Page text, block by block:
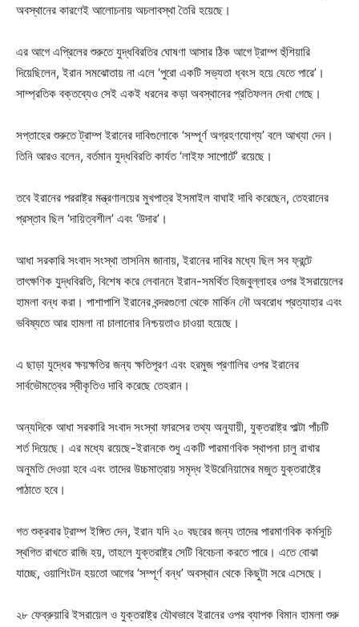
অবস্থানের কারণেই আলোচনায় অচলাবস্থা তৈরি হয়েছে।
এর আগে এপ্রিলের শুরুতে যুদ্ধবিরতির ঘোষণা আসার ঠিক আগে ট্রাম্প হুঁশিয়ারি
দিয়েছিলেন, ইরান সমঝোতায় না এলে ‘পুরো একটি সভ্যতা ধ্বংস হয়ে যেতে পারে’।
সাম্প্রতিক বক্তব্যেও সেই একই ধরনের কড়া অবস্থানের প্রতিফলন দেখা গেছে।
সপ্তাহের শুরুতে ট্রাম্প ইরানের দাবিগুলোকে ‘সম্পূর্ণ অগ্রহণযোগ্য’ বলে আখ্যা দেন।
তিনি আরও বলেন, বর্তমান যুদ্ধবিরতি কার্যত ‘লাইফ সাপোর্টে’ রয়েছে।
তবে ইরানের পররাষ্ট্র মন্ত্রণালয়ের মুখপাত্র ইসমাইল বাঘাই দাবি করেছেন, তেহরানের
প্রস্তাব ছিল ‘দায়িত্বশীল’ এবং ‘উদার’।
আধা সরকারি সংবাদ সংস্থা তাসনিম জানায়, ইরানের দাবির মধ্যে ছিল সব ফ্রন্টে
তাৎক্ষণিক যুদ্ধবিরতি, বিশেষ করে লেবাননে ইরান-সমর্থিত হিজবুল্লাহর ওপর ইসরায়েলের
হামলা বন্ধ করা। পাশাপাশি ইরানের বন্দরগুলো থেকে মার্কিন নৌ অবরোধ প্রত্যাহার এবং
ভবিষ্যতে আর হামলা না চালানোর নিশ্চয়তাও চাওয়া হয়েছে।
এ ছাড়া যুদ্ধের ক্ষয়ক্ষতির জন্য ক্ষতিপূরণ এবং হরমুজ প্রণালির ওপর ইরানের
সার্বভৌমত্বের স্বীকৃতিও দাবি করেছে তেহরান।
অন্যদিকে আধা সরকারি সংবাদ সংস্থা ফারসের তথ্য অনুযায়ী, যুক্তরাষ্ট্র পাল্টা পাঁচটি
শর্ত দিয়েছে। এর মধ্যে রয়েছে-ইরানকে শুধু একটি পারমাণবিক স্থাপনা চালু রাখার
অনুমতি দেওয়া হবে এবং তাদের উচ্চমাত্রায় সমৃদ্ধ ইউরেনিয়ামের মজুত যুক্তরাষ্ট্রে
পাঠাতে হবে।
গত শুক্রবার ট্রাম্প ইঙ্গিত দেন, ইরান যদি ২০ বছরের জন্য তাদের পারমাণবিক কর্মসূচি
স্থগিত রাখতে রাজি হয়, তাহলে যুক্তরাষ্ট্র সেটি বিবেচনা করতে পারে। এতে বোঝা
যাচ্ছে, ওয়াশিংটন হয়তো আগের ‘সম্পূর্ণ বন্ধ’ অবস্থান থেকে কিছুটা সরে এসেছে।
২৮ ফেব্রুয়ারি ইসরায়েল ও যুক্তরাষ্ট্র যৌথভাবে ইরানের ওপর ব্যাপক বিমান হামলা শুরু